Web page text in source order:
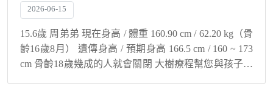
2026-06-15
15.6歲 周弟弟 現在身高 / 體重 160.90 cm / 62.20 kg（骨
齡16歲8月） 遺傳身高 / 預期身高 166.5 cm / 160 ~ 173
cm 骨齡18歲幾成的人就會關閉 大樹療程幫您與孩子解